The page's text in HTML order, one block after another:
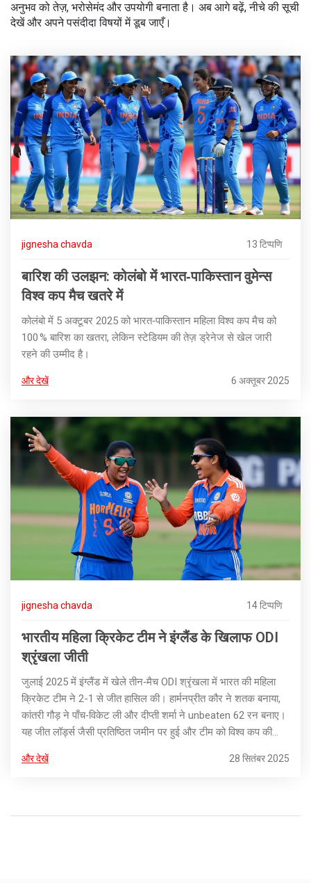
अनुभव को तेज़, भरोसेमंद और उपयोगी बनाता है। अब आगे बढ़ें, नीचे की सूची
देखें और अपने पसंदीदा विषयों में डूब जाएँ।
jignesha chavda 13 टिप्पणि
बारिश की उलझन: कोलंबो में भारत‑पाकिस्तान वुमेन्स
विश्व कप मैच खतरे में
कोलंबो में 5 अक्टूबर 2025 को भारत‑पाकिस्तान महिला विश्व कप मैच को
100 % बारिश का खतरा, लेकिन स्टेडियम की तेज़ ड्रेनेज से खेल जारी
रहने की उम्मीद है।
और देखें 6 अक्तूबर 2025
jignesha chavda 14 टिप्पणि
भारतीय महिला क्रिकेट टीम ने इंग्लैंड के खिलाफ ODI
श्रृंखला जीती
जुलाई 2025 में इंग्लैंड में खेले तीन‑मैच ODI श्रृंखला में भारत की महिला
क्रिकेट टीम ने 2-1 से जीत हासिल की। हार्मनप्रीत कौर ने शतक बनाया,
कांतरी गौड़ ने पाँच‑विकेट ली और दीप्ती शर्मा ने unbeaten 62 रन बनाए।
यह जीत लॉर्ड्स जैसी प्रतिष्ठित जमीन पर हुई और टीम को विश्व कप की
और देखें 28 सितंबर 2025